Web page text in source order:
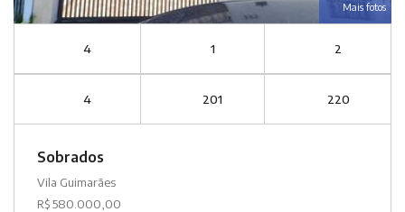
Mais fotos
4 1 2
4 201 220
Sobrados
Vila Guimarães
R$ 580.000,00